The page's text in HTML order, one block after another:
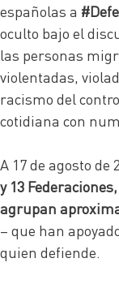
españolas a
oculto bajo el
las personas
violentadas,
racismo del
cotidiana con
A 17 de agosto de
y 13
agrupan
– que han
quien defiende.